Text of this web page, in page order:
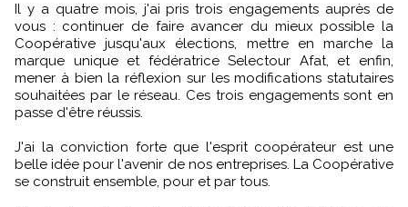
Il y a quatre mois, j'ai pris trois engagements auprès de
vous : continuer de faire avancer du mieux possible la
Coopérative jusqu'aux élections, mettre en marche la
marque unique et fédératrice Selectour Afat, et enfin,
mener à bien la réflexion sur les modifications statutaires
souhaitées par le réseau. Ces trois engagements sont en
passe d'être réussis.
J'ai la conviction forte que l'esprit coopérateur est une
belle idée pour l'avenir de nos entreprises. La Coopérative
se construit ensemble, pour et par tous.